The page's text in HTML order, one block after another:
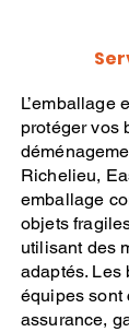
L’emballage
protéger vos
Richelieu,
emballage
objets
utilisant des
adaptés. Les
équipes sont
assurance,